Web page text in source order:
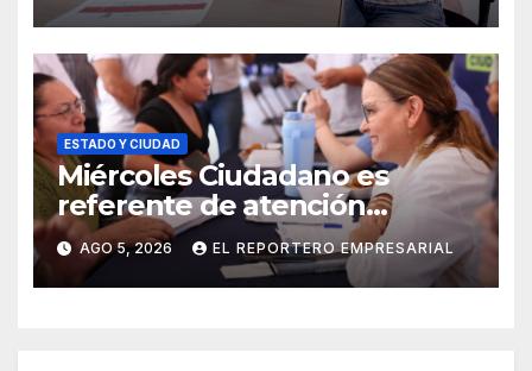
ESTADO Y CIUDAD
Miércoles Ciudadano es
referente de atención
oportuna y clara para las y los
meridanos; Cecilia Patrón
AGO 5, 2026 EL REPORTERO EMPRESARIAL